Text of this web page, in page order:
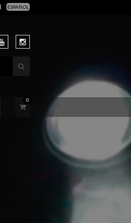
ESPAÑOL
0